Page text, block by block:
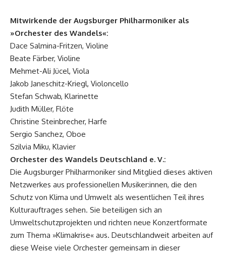
Mitwirkende der Augsburger Philharmoniker als
»Orchester des Wandels«:
Dace Salmina-Fritzen, Violine
Beate Färber, Violine
Mehmet-Ali Jücel, Viola
Jakob Janeschitz-Kriegl, Violoncello
Stefan Schwab, Klarinette
Judith Müller, Flöte
Christine Steinbrecher, Harfe
Sergio Sanchez, Oboe
Szilvia Miku, Klavier
Orchester des Wandels Deutschland e. V.:
Die Augsburger Philharmoniker sind Mitglied dieses aktiven
Netzwerkes aus professionellen Musiker:innen, die den
Schutz von Klima und Umwelt als wesentlichen Teil ihres
Kulturauftrages sehen. Sie beteiligen sich an
Umweltschutzprojekten und richten neue Konzertformate
zum Thema »Klimakrise« aus. Deutschlandweit arbeiten auf
diese Weise viele Orchester gemeinsam in dieser